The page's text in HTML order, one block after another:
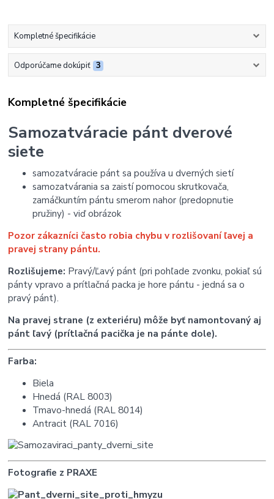
Kompletné špecifikácie
Odporúčame dokúpiť 3
Kompletné špecifikácie
Samozatváracie pánt dverové
siete
samozatváracie pánt sa používa u dverných sietí
samozatvárania sa zaistí pomocou skrutkovača,
zamáčkuntím pántu smerom nahor (predopnutie
pružiny) - viď obrázok
Pozor zákazníci často robia chybu v rozlišovaní ľavej a
pravej strany pántu.
Rozlišujeme: Pravý/Ľavý pánt (pri pohľade zvonku, pokiaľ sú
pánty vpravo a prítlačná packa je hore pántu - jedná sa o
pravý pánt).
Na pravej strane (z exteriéru) môže byť namontovaný aj
pánt ľavý (prítlačná pacička je na pánte dole).
Farba:
Biela
Hnedá (RAL 8003)
Tmavo-hnedá (RAL 8014)
Antracit (RAL 7016)
Fotografie z PRAXE